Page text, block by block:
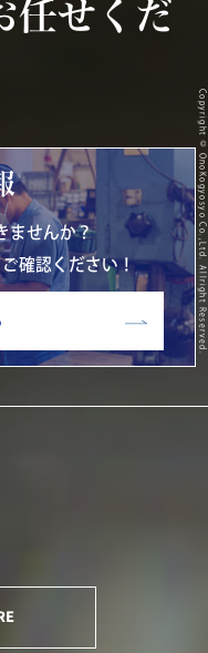
任せくだ
ませんか？
確認ください！
Copyright © OnoKogyosyo Co.,Ltd. Allright Reserved.